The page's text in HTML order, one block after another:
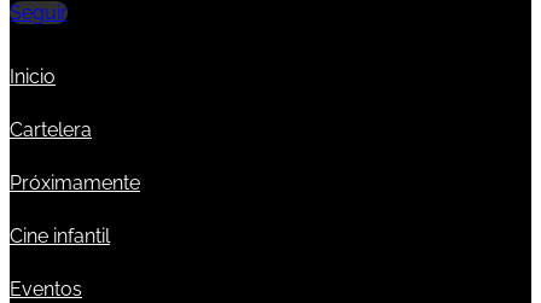
Seguir
Inicio
Cartelera
Próximamente
Cine infantil
Eventos